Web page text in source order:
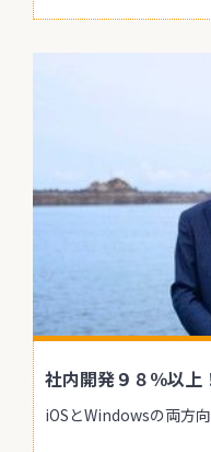
社内開発９８％以上
iOSとWindowsの両方